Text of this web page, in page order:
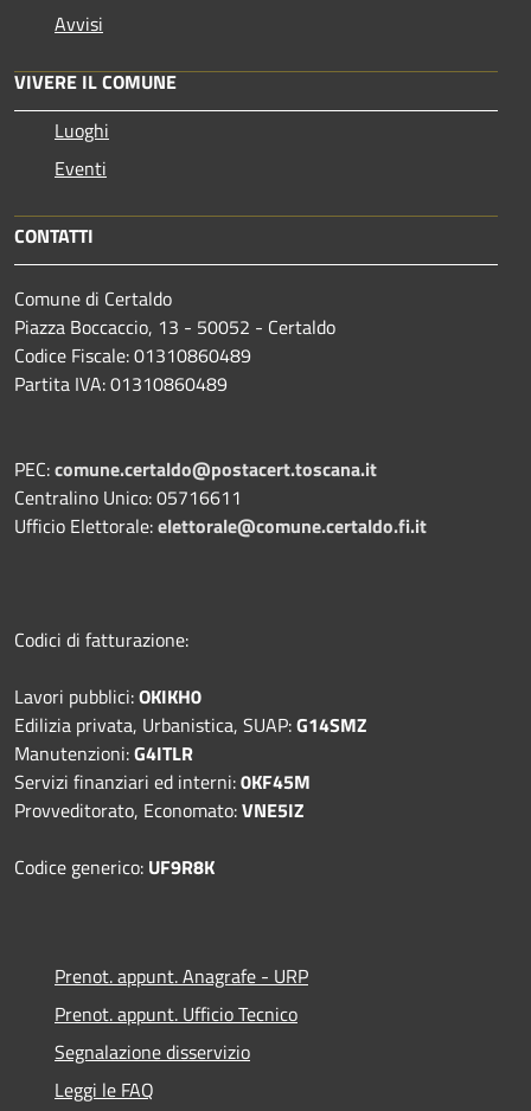
Avvisi
VIVERE IL COMUNE
Luoghi
Eventi
CONTATTI
Comune di Certaldo
Piazza Boccaccio, 13 - 50052 - Certaldo
Codice Fiscale: 01310860489
Partita IVA: 01310860489
PEC:comune.certaldo@postacert.toscana.it
Centralino Unico: 05716611
Ufficio Elettorale:elettorale@comune.certaldo.fi.it
Codici di fatturazione:
Lavori pubblici:OKIKH0
Edilizia privata, Urbanistica, SUAP:G14SMZ
Manutenzioni:G4ITLR
Servizi finanziari ed interni:0KF45M
Provveditorato, Economato:VNE5IZ
Codice generico: UF9R8K
Prenot. appunt. Anagrafe - URP
Prenot. appunt. Ufficio Tecnico
Segnalazione disservizio
Leggi le FAQ